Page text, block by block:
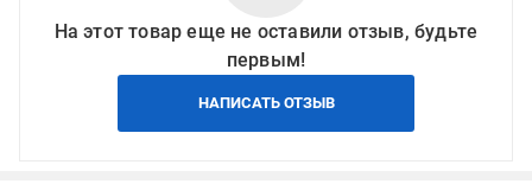
На этот товар еще не оставили отзыв, будьте
первым!
НАПИСАТЬ ОТЗЫВ